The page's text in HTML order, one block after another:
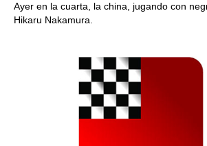
Ayer en la cuarta, la china, jugando con
Hikaru Nakamura.